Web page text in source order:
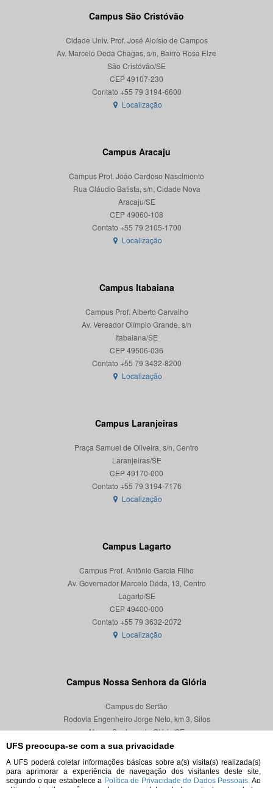
UFS preocupa-se com a sua privacidade
A UFS poderá coletar informações básicas sobre a(s) visita(s) realizada(s)
para aprimorar a experiência de navegação dos visitantes deste site,
segundo o que estabelece a Política de Privacidade de Dados Pessoais. Ao
Campus São Cristóvão
Cidade Univ. Prof. José Aloísio de Campos
Av. Marcelo Deda Chagas, s/n, Bairro Rosa Elze
São Cristóvão/SE
CEP 49107-230
Localização
Campus Aracaju
Campus Prof. João Cardoso Nascimento
Rua Cláudio Batista, s/n, Cidade Nova
Aracaju/SE
CEP 49060-108
Localização
Campus Itabaiana
Campus Prof. Alberto Carvalho
Av. Vereador Olímpio Grande, s/n
Itabaiana/SE
CEP 49506-036
Localização
Campus Laranjeiras
Praça Samuel de Oliveira, s/n, Centro
Laranjeiras/SE
CEP 49170-000
Localização
Campus Lagarto
Campus Prof. Antônio Garcia Filho
Av. Governador Marcelo Déda, 13, Centro
Lagarto/SE
CEP 49400-000
Localização
Campus Nossa Senhora da Glória
Campus do Sertão
Rodovia Engenheiro Jorge Neto, km 3, Silos
Nossa Senhora da Glória/SE
CEP 49680-000
Localização